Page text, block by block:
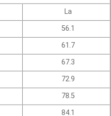
La
56.1
61.7
67.3
72.9
78.5
84.1